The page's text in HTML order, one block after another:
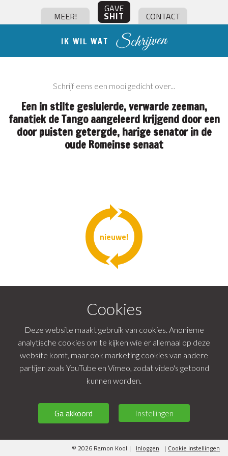
Cookies
Deze website maakt gebruik van cookies. Anonieme
analytische cookies om te kijken wie er allemaal op deze
website komt, maar ook marketing cookies van andere
partijen zoals YouTube en Vimeo, zodat video's getoond
kunnen worden.
Ga akkoord Instellingen
MEER!
GAVE
SHIT CONTACT
IK WIL WAT Schrijven
Schrijf eens een mooi gedicht over...
Een in stilte gesluierde, verwarde zeeman,
fanatiek de Tango aangeleerd krijgend door een
door puisten getergde, harige senator in de
oude Romeinse senaat
nieuwe!
© 2026 Ramon Kool | Inloggen | Cookie instellingen